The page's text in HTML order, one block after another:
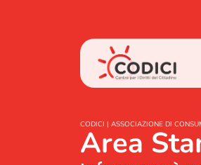
CODICI | ASSOCIAZIONE DI
Area